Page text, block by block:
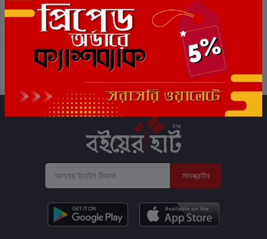
শর্তাবলী প্রত্যাবর্তন নীতিমালা
গোপনীয়তা নীতি
সাবস্ক্রাইব